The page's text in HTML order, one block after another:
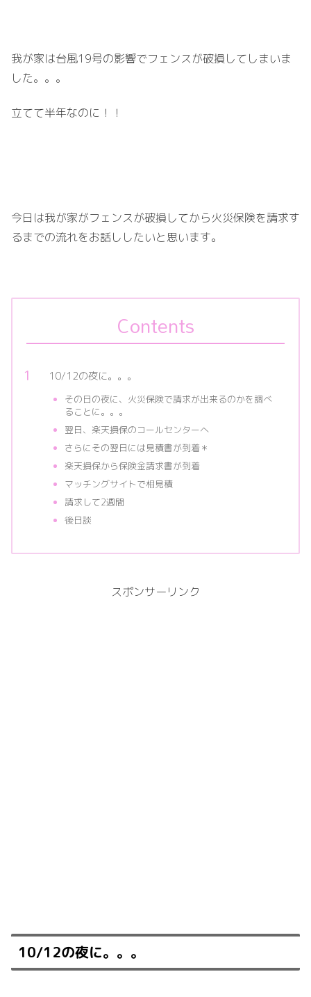
我が家は台風19号の影響でフェンスが破損してしまいま
した。。。
立てて半年なのに！！
今日は我が家がフェンスが破損してから火災保険を請求す
るまでの流れをお話ししたいと思います。
Contents
10/12の夜に。。。
その日の夜に、火災保険で請求が出来るのかを調べ
ることに。。。
翌日、楽天損保のコールセンターへ
さらにその翌日には見積書が到着＊
楽天損保から保険金請求書が到着
マッチングサイトで相見積
請求して2週間
後日談
スポンサーリンク
10/12の夜に。。。